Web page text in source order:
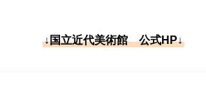
↓国立近代美術館 公式HP↓